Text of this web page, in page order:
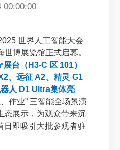
00:00:00
世界人工智能大会
世博展览馆正式启幕。
台（H3-C 区 101）
、远征 A2、精灵 G1
人 D1 Ultra集体亮
作业” 三智能全场景演
态展示，为观众带来沉
日即吸引大批参观者驻